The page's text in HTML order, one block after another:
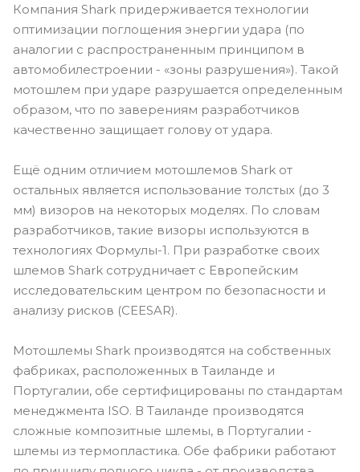
Компания Shark придерживается технологии
оптимизации поглощения энергии удара (по
аналогии с распространенным принципом в
автомобилестроении - «зоны разрушения»). Такой
мотошлем при ударе разрушается определенным
образом, что по заверениям разработчиков
качественно защищает голову от удара.
Ещё одним отличием мотошлемов Shark от
остальных является использование толстых (до 3
мм) визоров на некоторых моделях. По словам
разработчиков, такие визоры используются в
технологиях Формулы-1. При разработке своих
шлемов Shark сотрудничает с Европейским
исследовательским центром по безопасности и
анализу рисков (CEESAR).
Мотошлемы Shark производятся на собственных
фабриках, расположенных в Таиланде и
Португалии, обе сертифицированы по стандартам
менеджмента ISO. В Таиланде производятся
сложные композитные шлемы, в Португалии -
шлемы из термопластика. Обе фабрики работают